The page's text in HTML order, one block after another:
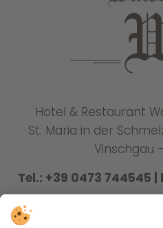
Hotel & Restaurant
St. Maria in der
Vinschgau
Tel.: +39 0473 744545